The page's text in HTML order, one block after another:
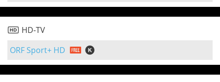
HD-TV
ORF Sport+ HD